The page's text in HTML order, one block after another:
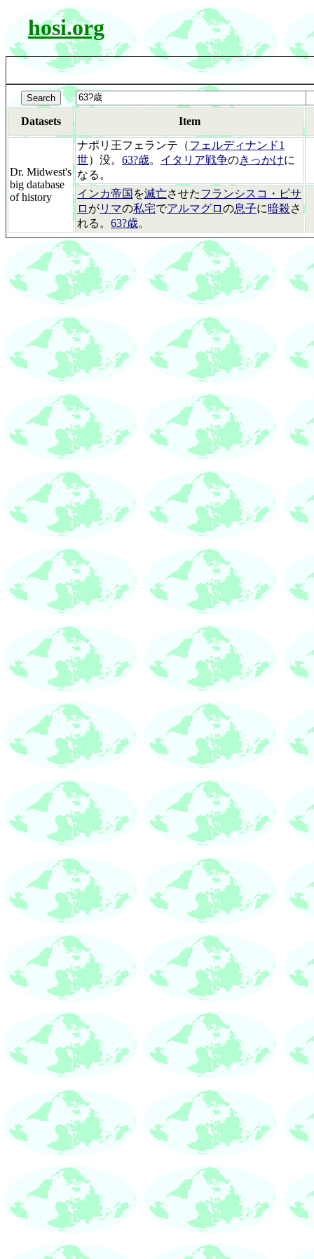
hosi.org
Datasets Item
Dr. Midwest's
big database
of history
ナポリ王フェランテ（フェルディナンド1
世）没。 63?歳。 イタリア戦争のきっかけに
なる。
インカ帝国 を滅亡させたフランシスコ・ピサ
ロ がリマの私宅でアルマグロの息子に暗殺さ
れる。 63?歳。